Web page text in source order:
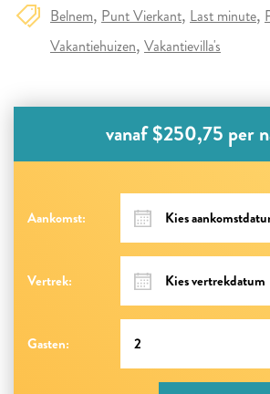
Belnem Punt Vierkant Last minute
Vakantiehuizen Vakantievilla's
vanaf $250,75 per
Aankomst:
Vertrek:
Gasten: